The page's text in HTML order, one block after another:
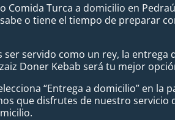
Comida Turca a domicilio en
o tiene el tiempo de preparar
ser servido como un rey, la entrega
Doner Kebab será tu mejor
“Entrega a domicilio” en la
que disfrutes de nuestro servicio